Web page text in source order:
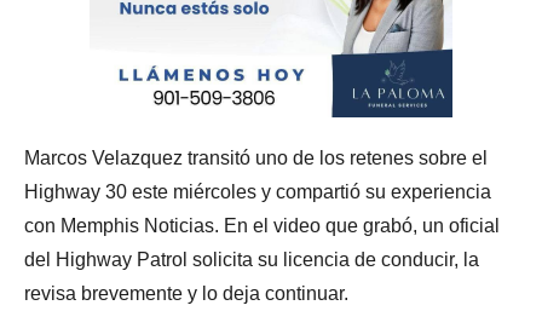
Marcos Velazquez transitó uno de los retenes sobre el
Highway 30 este miércoles y compartió su experiencia
con Memphis Noticias. En el video que grabó, un oficial
del Highway Patrol solicita su licencia de conducir, la
revisa brevemente y lo deja continuar.